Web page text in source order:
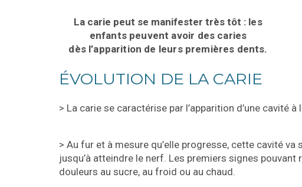
La carie peut se manifester très tôt : les
enfants peuvent avoir des caries
dès l’apparition de leurs premières dents.
ÉVOLUTION DE LA CARIE
> La carie se caractérise par l’apparition d’une cavité à
> Au fur et à mesure qu’elle progresse, cette cavité
jusqu’à atteindre le nerf. Les premiers signes pouvant
douleurs au sucre, au froid ou au chaud.